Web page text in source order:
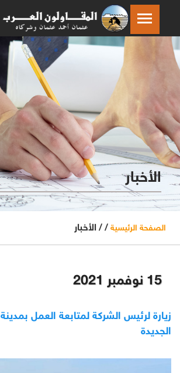
الأخبار
الصفحة الرئيسية / / الأخبار
15 نوفمبر 2021
زيارة لرئيس الشركة لمتابعة العمل
الجديدة